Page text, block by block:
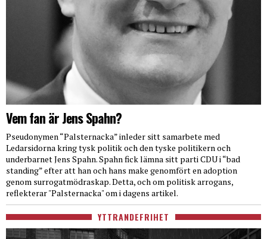
Vem fan är Jens Spahn?
Pseudonymen “Palsternacka” inleder sitt samarbete med
Ledarsidorna kring tysk politik och den tyske politikern och
underbarnet Jens Spahn. Spahn fick lämna sitt parti CDU i “bad
standing” efter att han och hans make genomfört en adoption
genom surrogatmödraskap. Detta, och om politisk arrogans,
reflekterar "Palsternacka" om i dagens artikel.
YTTRANDEFRIHET